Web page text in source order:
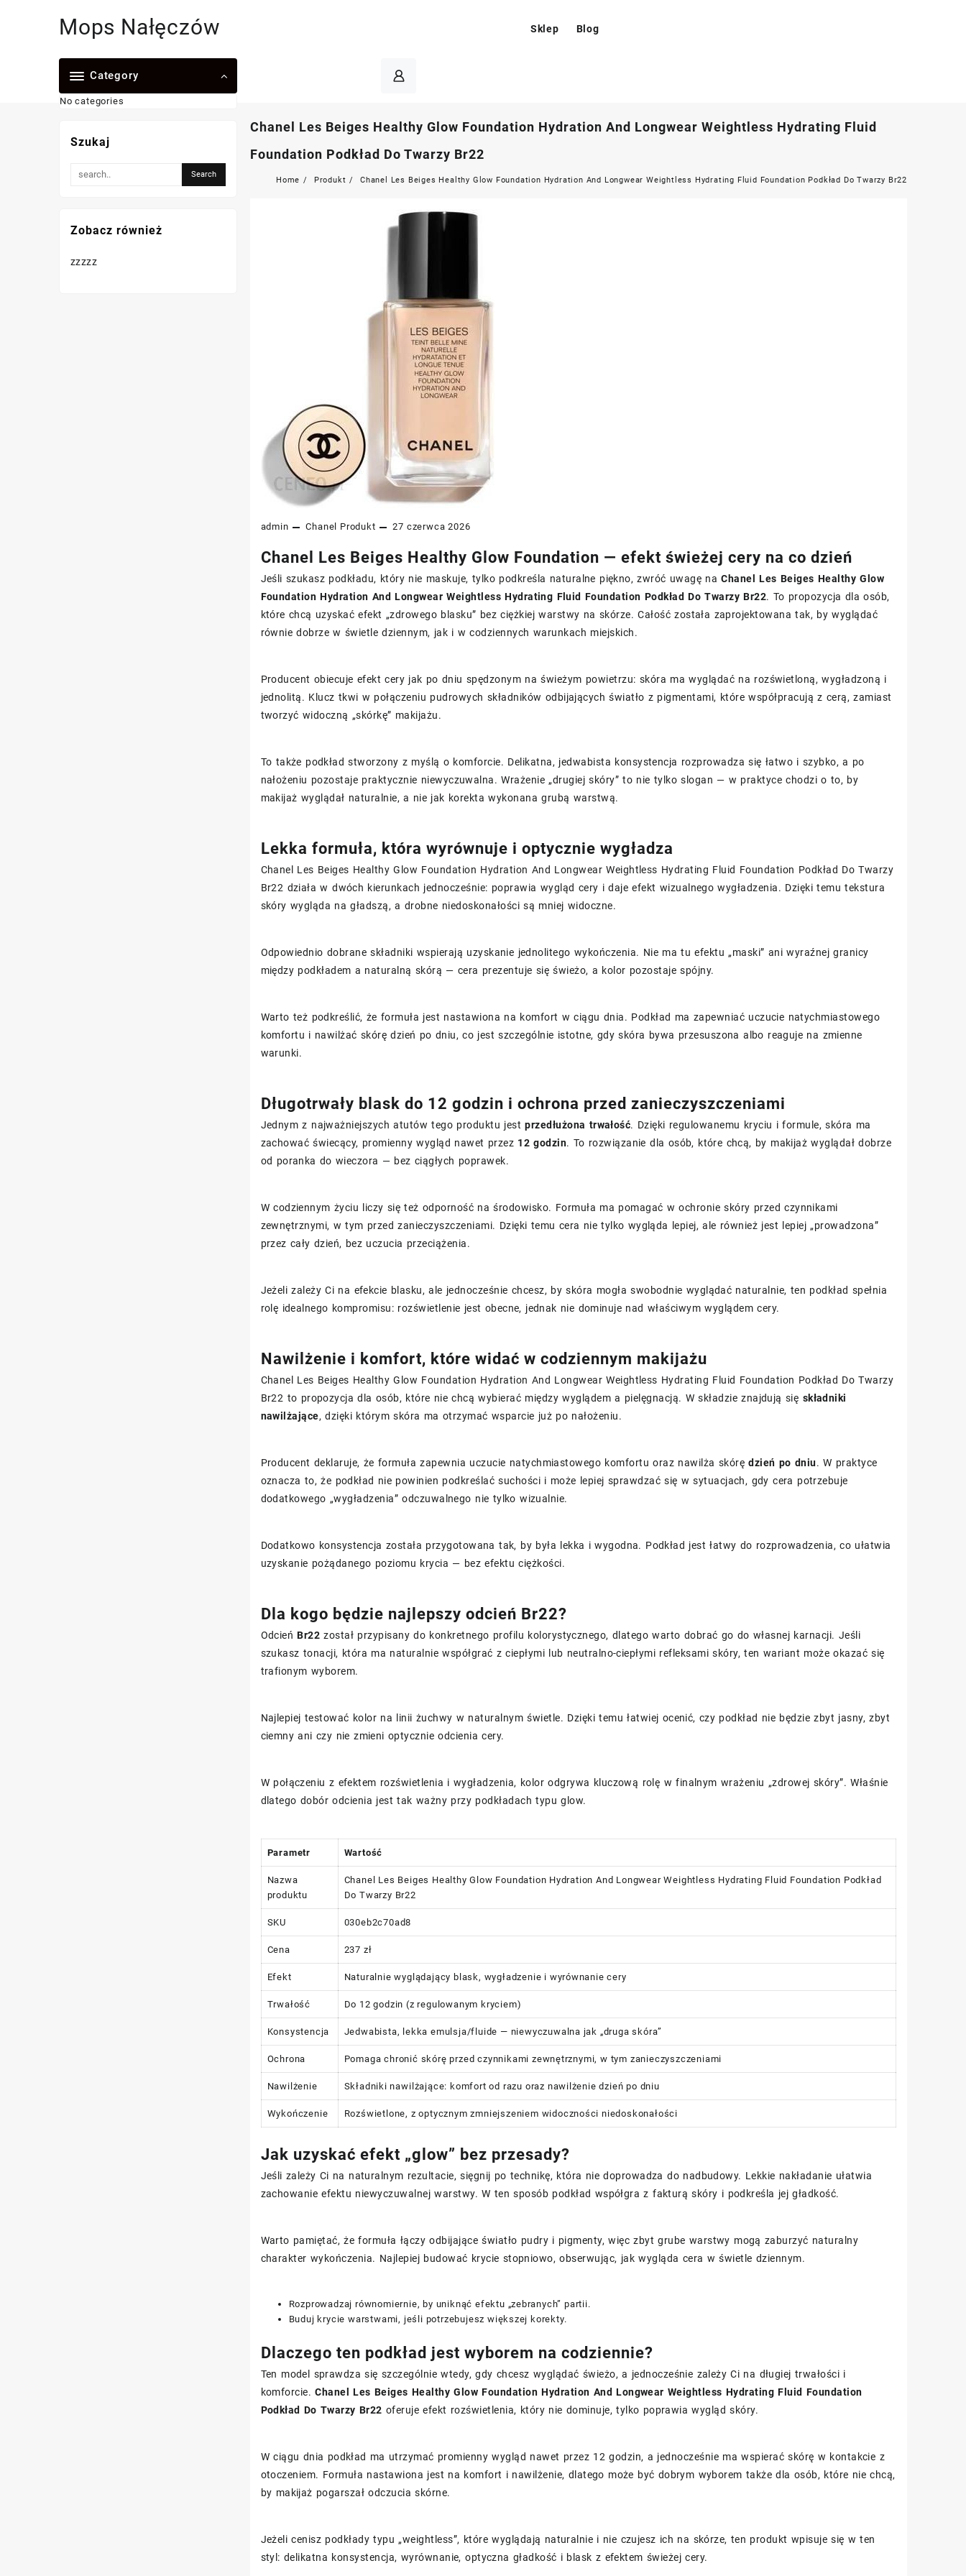
Mops Nałęczów Sklep Blog
Category
No categories
Chanel Les Beiges Healthy Glow Foundation Hydration And Longwear Weightless Hydrating Fluid
Foundation Podkład Do Twarzy Br22
Home Produkt Chanel Les Beiges Healthy Glow Foundation Hydration And Longwear Weightless Hydrating Fluid Foundation Podkład Do Twarzy Br22
admin Chanel Produkt 27 czerwca 2026
Chanel Les Beiges Healthy Glow Foundation — efekt świeżej cery na co dzień
Jeśli szukasz podkładu, który nie maskuje, tylko podkreśla naturalne piękno, zwróć uwagę naChanel Les Beiges Healthy Glow
Foundation Hydration And Longwear Weightless Hydrating Fluid Foundation Podkład Do Twarzy Br22. To propozycja dla osób,
które chcą uzyskać efekt „zdrowego blasku” bez ciężkiej warstwy na skórze. Całość została zaprojektowana tak, by wyglądać
równie dobrze w świetle dziennym, jak i w codziennych warunkach miejskich.
Producent obiecuje efekt cery jak po dniu spędzonym na świeżym powietrzu: skóra ma wyglądać na rozświetloną, wygładzoną i
jednolitą. Klucz tkwi w połączeniu pudrowych składników odbijających światło z pigmentami, które współpracują z cerą, zamiast
tworzyć widoczną „skórkę” makijażu.
To także podkład stworzony z myślą o komforcie. Delikatna, jedwabista konsystencja rozprowadza się łatwo i szybko, a po
nałożeniu pozostaje praktycznie niewyczuwalna. Wrażenie „drugiej skóry” to nie tylko slogan — w praktyce chodzi o to, by
makijaż wyglądał naturalnie, a nie jak korekta wykonana grubą warstwą.
Lekka formuła, która wyrównuje i optycznie wygładza
Chanel Les Beiges Healthy Glow Foundation Hydration And Longwear Weightless Hydrating Fluid Foundation Podkład Do Twarzy
Br22 działa w dwóch kierunkach jednocześnie: poprawia wygląd cery i daje efekt wizualnego wygładzenia. Dzięki temu tekstura
skóry wygląda na gładszą, a drobne niedoskonałości są mniej widoczne.
Odpowiednio dobrane składniki wspierają uzyskanie jednolitego wykończenia. Nie ma tu efektu „maski” ani wyraźnej granicy
między podkładem a naturalną skórą — cera prezentuje się świeżo, a kolor pozostaje spójny.
Warto też podkreślić, że formuła jest nastawiona na komfort w ciągu dnia. Podkład ma zapewniać uczucie natychmiastowego
komfortu i nawilżać skórę dzień po dniu, co jest szczególnie istotne, gdy skóra bywa przesuszona albo reaguje na zmienne
warunki.
Długotrwały blask do 12 godzin i ochrona przed zanieczyszczeniami
Jednym z najważniejszych atutów tego produktu jestprzedłużona trwałość. Dzięki regulowanemu kryciu i formule, skóra ma
zachować świecący, promienny wygląd nawet przez 12 godzin. To rozwiązanie dla osób, które chcą, by makijaż wyglądał dobrze
od poranka do wieczora — bez ciągłych poprawek.
W codziennym życiu liczy się też odporność na środowisko. Formuła ma pomagać w ochronie skóry przed czynnikami
zewnętrznymi, w tym przed zanieczyszczeniami. Dzięki temu cera nie tylko wygląda lepiej, ale również jest lepiej „prowadzona”
przez cały dzień, bez uczucia przeciążenia.
Jeżeli zależy Ci na efekcie blasku, ale jednocześnie chcesz, by skóra mogła swobodnie wyglądać naturalnie, ten podkład spełnia
rolę idealnego kompromisu: rozświetlenie jest obecne, jednak nie dominuje nad właściwym wyglądem cery.
Nawilżenie i komfort, które widać w codziennym makijażu
Chanel Les Beiges Healthy Glow Foundation Hydration And Longwear Weightless Hydrating Fluid Foundation Podkład Do Twarzy
Br22 to propozycja dla osób, które nie chcą wybierać między wyglądem a pielęgnacją. W składzie znajdują się składniki
nawilżające, dzięki którym skóra ma otrzymać wsparcie już po nałożeniu.
Producent deklaruje, że formuła zapewnia uczucie natychmiastowego komfortu oraz nawilża skórędzień po dniu. W praktyce
oznacza to, że podkład nie powinien podkreślać suchości i może lepiej sprawdzać się w sytuacjach, gdy cera potrzebuje
dodatkowego „wygładzenia” odczuwalnego nie tylko wizualnie.
Dodatkowo konsystencja została przygotowana tak, by była lekka i wygodna. Podkład jest łatwy do rozprowadzenia, co ułatwia
uzyskanie pożądanego poziomu krycia — bez efektu ciężkości.
Dla kogo będzie najlepszy odcień Br22?
OdcieńBr22 został przypisany do konkretnego profilu kolorystycznego, dlatego warto dobrać go do własnej karnacji. Jeśli
szukasz tonacji, która ma naturalnie współgrać z ciepłymi lub neutralno-ciepłymi refleksami skóry, ten wariant może okazać się
trafionym wyborem.
Najlepiej testować kolor na linii żuchwy w naturalnym świetle. Dzięki temu łatwiej ocenić, czy podkład nie będzie zbyt jasny, zbyt
ciemny ani czy nie zmieni optycznie odcienia cery.
W połączeniu z efektem rozświetlenia i wygładzenia, kolor odgrywa kluczową rolę w finalnym wrażeniu „zdrowej skóry”. Właśnie
dlatego dobór odcienia jest tak ważny przy podkładach typu glow.
Parametr Wartość
Nazwa
produktu
Chanel Les Beiges Healthy Glow Foundation Hydration And Longwear Weightless Hydrating Fluid Foundation Podkład
Do Twarzy Br22
SKU 030eb2c70ad8
Cena 237 zł
Efekt Naturalnie wyglądający blask, wygładzenie i wyrównanie cery
Trwałość Do 12 godzin (z regulowanym kryciem)
Konsystencja Jedwabista, lekka emulsja/fluide — niewyczuwalna jak „druga skóra”
Ochrona Pomaga chronić skórę przed czynnikami zewnętrznymi, w tym zanieczyszczeniami
Nawilżenie Składniki nawilżające: komfort od razu oraz nawilżenie dzień po dniu
Wykończenie Rozświetlone, z optycznym zmniejszeniem widoczności niedoskonałości
Jak uzyskać efekt „glow” bez przesady?
Jeśli zależy Ci na naturalnym rezultacie, sięgnij po technikę, która nie doprowadza do nadbudowy. Lekkie nakładanie ułatwia
zachowanie efektu niewyczuwalnej warstwy. W ten sposób podkład współgra z fakturą skóry i podkreśla jej gładkość.
Warto pamiętać, że formuła łączy odbijające światło pudry i pigmenty, więc zbyt grube warstwy mogą zaburzyć naturalny
charakter wykończenia. Najlepiej budować krycie stopniowo, obserwując, jak wygląda cera w świetle dziennym.
Rozprowadzaj równomiernie, by uniknąć efektu „zebranych” partii.
Buduj krycie warstwami, jeśli potrzebujesz większej korekty.
Dlaczego ten podkład jest wyborem na codziennie?
Ten model sprawdza się szczególnie wtedy, gdy chcesz wyglądać świeżo, a jednocześnie zależy Ci na długiej trwałości i
komforcie.Chanel Les Beiges Healthy Glow Foundation Hydration And Longwear Weightless Hydrating Fluid Foundation
Podkład Do Twarzy Br22 oferuje efekt rozświetlenia, który nie dominuje, tylko poprawia wygląd skóry.
W ciągu dnia podkład ma utrzymać promienny wygląd nawet przez 12 godzin, a jednocześnie ma wspierać skórę w kontakcie z
otoczeniem. Formuła nastawiona jest na komfort i nawilżenie, dlatego może być dobrym wyborem także dla osób, które nie chcą,
by makijaż pogarszał odczucia skórne.
Jeżeli cenisz podkłady typu „weightless”, które wyglądają naturalnie i nie czujesz ich na skórze, ten produkt wpisuje się w ten
styl: delikatna konsystencja, wyrównanie, optyczna gładkość i blask z efektem świeżej cery.
Szukaj
Zobacz również
zzzzz